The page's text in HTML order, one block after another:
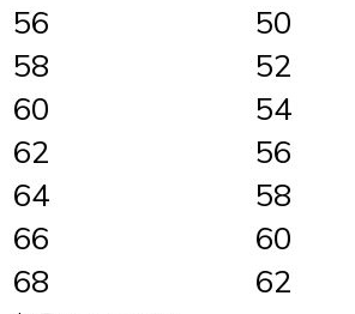
56
50
58
52
60
54
62
56
64
58
66
60
68
62